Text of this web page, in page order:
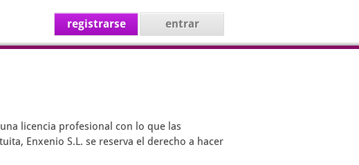
registrarse entrar
licencia profesional con lo que las
Enxenio S.L. se reserva el derecho a hacer